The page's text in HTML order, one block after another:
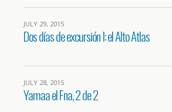
JULY 29, 2015
Dos días de excursión I: el Alto Atlas
JULY 28, 2015
Yamaa el Fna, 2 de 2